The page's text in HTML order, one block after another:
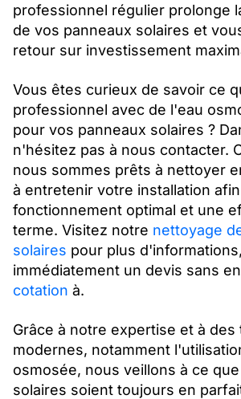
professionnel régulier prolonge
de vos panneaux solaires et
retour sur investissement
Vous êtes curieux de savoir ce
professionnel avec de l'eau
pour vos panneaux solaires ?
n'hésitez pas à nous contacter.
nous sommes prêts à nettoyer
à entretenir votre installation
fonctionnement optimal et une
terme. Visitez notre nettoyage
solaires pour plus
immédiatement un devis sans
cotation à.
Grâce à notre expertise et à des
modernes, notamment
osmosée, nous veillons à ce
solaires soient toujours en